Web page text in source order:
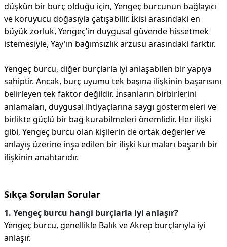
düşkün bir burç olduğu için, Yengeç burcunun bağlayıcı
ve koruyucu doğasıyla çatışabilir. İkisi arasındaki en
büyük zorluk, Yengeç'in duygusal güvende hissetmek
istemesiyle, Yay'ın bağımsızlık arzusu arasındaki farktır.
Yengeç burcu, diğer burçlarla iyi anlaşabilen bir yapıya
sahiptir. Ancak, burç uyumu tek başına ilişkinin başarısını
belirleyen tek faktör değildir. İnsanların birbirlerini
anlamaları, duygusal ihtiyaçlarına saygı göstermeleri ve
birlikte güçlü bir bağ kurabilmeleri önemlidir. Her ilişki
gibi, Yengeç burcu olan kişilerin de ortak değerler ve
anlayış üzerine inşa edilen bir ilişki kurmaları başarılı bir
ilişkinin anahtarıdır.
Sıkça Sorulan Sorular
1. Yengeç burcu hangi burçlarla iyi anlaşır?
Yengeç burcu, genellikle Balık ve Akrep burçlarıyla iyi
anlaşır.